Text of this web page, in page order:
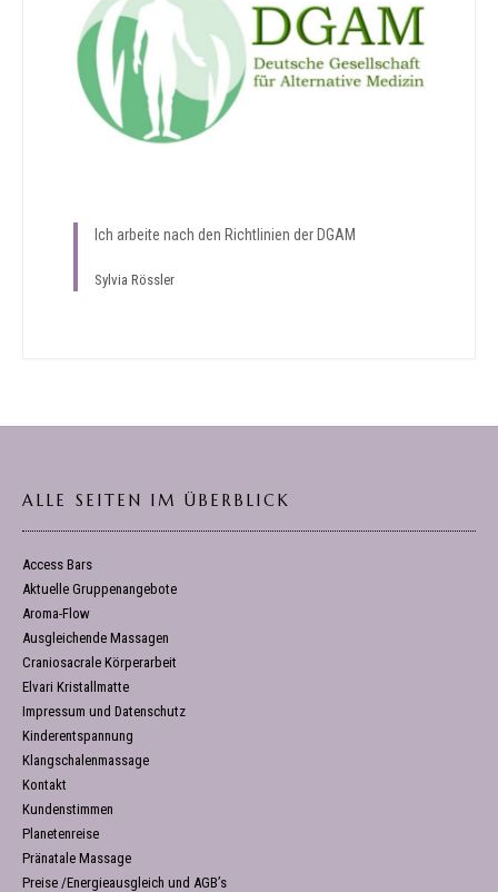
Ich arbeite nach den Richtlinien der DGAM
Sylvia Rössler
ALLE SEITEN IM ÜBERBLICK
Access Bars
Aktuelle Gruppenangebote
Aroma-Flow
Ausgleichende Massagen
Craniosacrale Körperarbeit
Elvari Kristallmatte
Impressum und Datenschutz
Kinderentspannung
Klangschalenmassage
Kontakt
Kundenstimmen
Planetenreise
Pränatale Massage
Preise /Energieausgleich und AGB’s